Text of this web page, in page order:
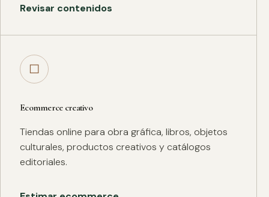
Revisar contenidos
□
Ecommerce creativo
Tiendas online para obra gráfica, libros, objetos
culturales, productos creativos y catálogos
editoriales.